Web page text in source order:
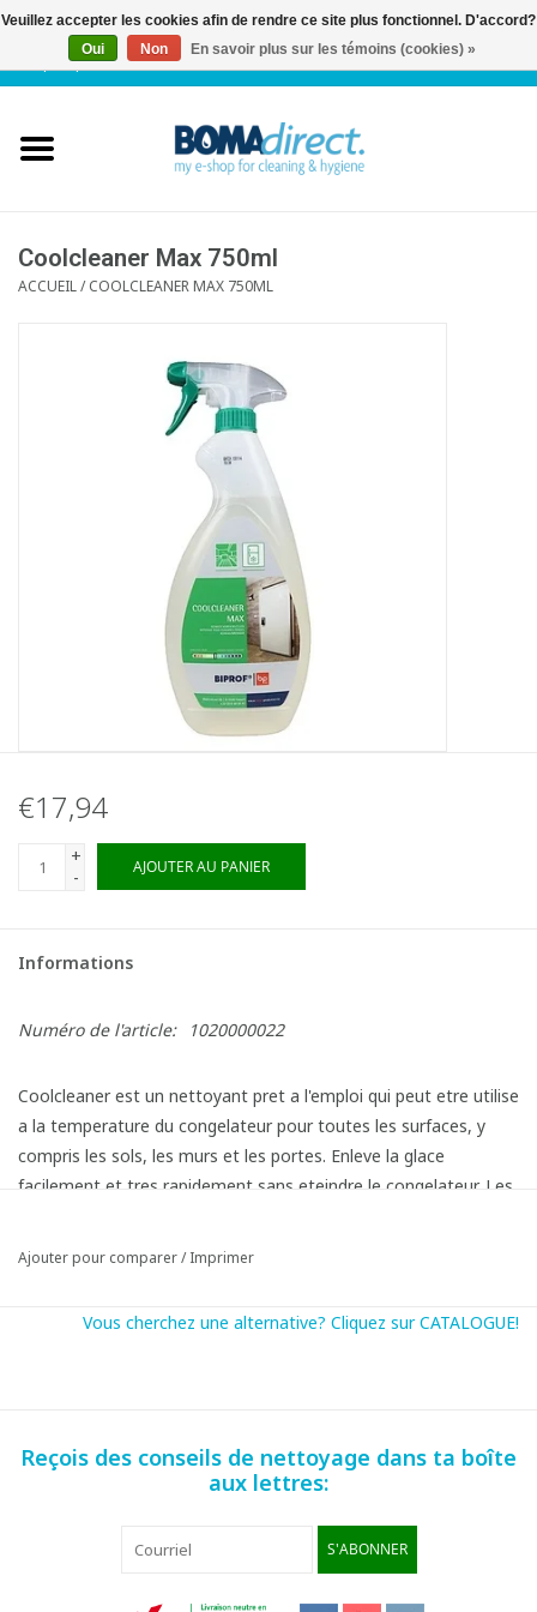
FR| 0 Articles
Service client
Coolcleaner Max 750ml
ACCUEIL/COOLCLEANER MAX 750ML
€17,94
+
-
AJOUTER AU PANIER
Informations
Numéro de l'article: 1020000022
Coolcleaner est un nettoyant pret a l'emploi qui peut etre utilise
a la temperature du congelateur pour toutes les surfaces, y
compris les sols, les murs et les portes. Enleve la glace
facilement et tres rapidement sans eteindre le congelateur. Les
Ajouter pour comparer/Imprimer
Vous cherchez une alternative? Cliquez sur CATALOGUE!
Reçois des conseils de nettoyage dans ta boîte
aux lettres:
S'ABONNER
Veuillez accepter les cookies afin de rendre ce site plus fonctionnel. D'accord?
Oui
Non En savoir plus sur les témoins (cookies) »